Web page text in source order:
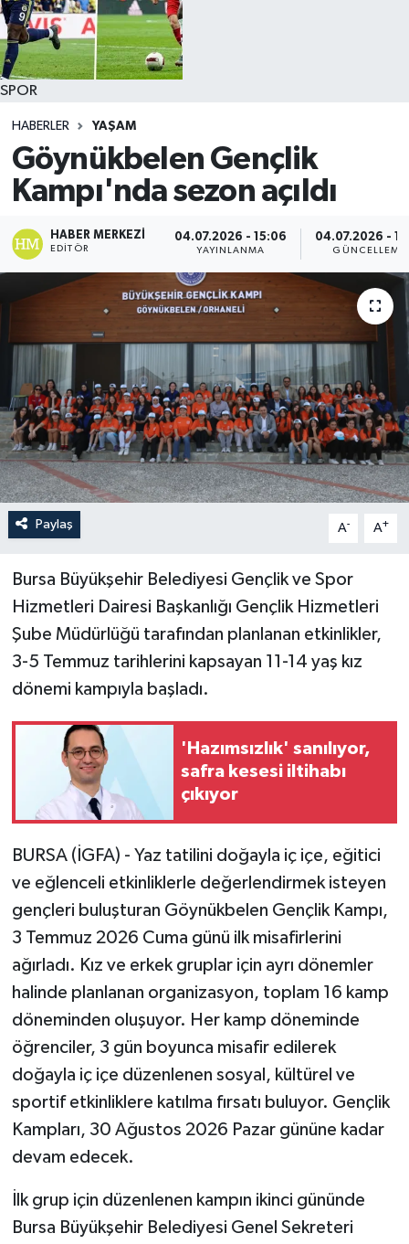
SPOR
HABERLER YAŞAM
Göynükbelen Gençlik
Kampı'nda sezon açıldı
HABER MERKEZI
EDITÖR
04.07.2026 - 15:06
YAYINLANMA
04.07.2026 -
GÜNCELLEME
Paylaş A- A+
Bursa Büyükşehir Belediyesi Gençlik ve Spor
Hizmetleri Dairesi Başkanlığı Gençlik Hizmetleri
Şube Müdürlüğü tarafından planlanan etkinlikler,
3-5 Temmuz tarihlerini kapsayan 11-14 yaş kız
dönemi kampıyla başladı.
'Hazımsızlık' sanılıyor,
safra kesesi iltihabı
çıkıyor
BURSA (İGFA) - Yaz tatilini doğayla iç içe, eğitici
ve eğlenceli etkinliklerle değerlendirmek isteyen
gençleri buluşturan Göynükbelen Gençlik Kampı,
3 Temmuz 2026 Cuma günü ilk misafirlerini
ağırladı. Kız ve erkek gruplar için ayrı dönemler
halinde planlanan organizasyon, toplam 16 kamp
döneminden oluşuyor. Her kamp döneminde
öğrenciler, 3 gün boyunca misafir edilerek
doğayla iç içe düzenlenen sosyal, kültürel ve
sportif etkinliklere katılma fırsatı buluyor. Gençlik
Kampları, 30 Ağustos 2026 Pazar gününe kadar
devam edecek.
İlk grup için düzenlenen kampın ikinci gününde
Bursa Büyükşehir Belediyesi Genel Sekreteri